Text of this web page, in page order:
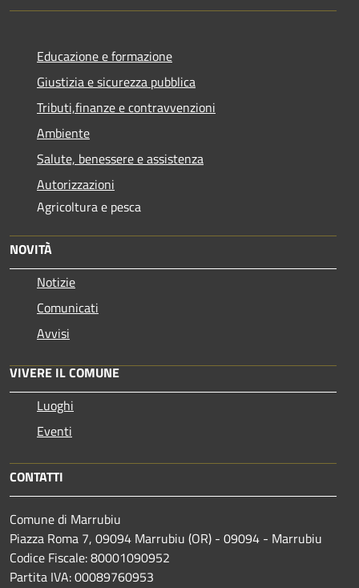
Educazione e formazione
Giustizia e sicurezza pubblica
Tributi,finanze e contravvenzioni
Ambiente
Salute, benessere e assistenza
Autorizzazioni
Agricoltura e pesca
NOVITÀ
Notizie
Comunicati
Avvisi
VIVERE IL COMUNE
Luoghi
Eventi
CONTATTI
Comune di Marrubiu
Piazza Roma 7, 09094 Marrubiu (OR) - 09094 - Marrubiu
Codice Fiscale: 80001090952
Partita IVA: 00089760953